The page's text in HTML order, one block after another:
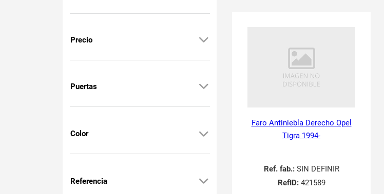
Precio
Puertas
Color
Referencia
Faro Antiniebla Derecho Opel
Tigra 1994-
Ref. fab.:SIN DEFINIR
RefID:421589